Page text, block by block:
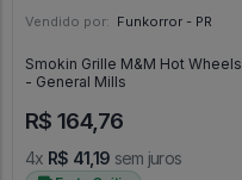
Vendido por: Funkorror - PR
Smokin Grille M&M Hot Wheels
- General Mills
R$ 164,76
4x R$ 41,19 sem juros